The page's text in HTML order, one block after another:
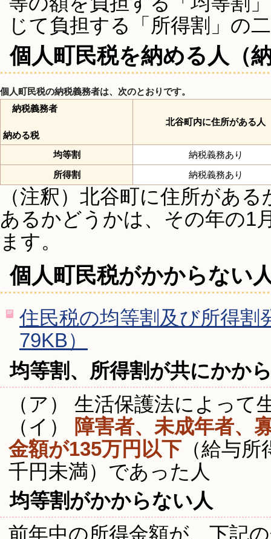
じて負担する「所得割」の
個人町民税を納める人（
個人町民税の納税義務者は、次のとおりです。
納税義務者
納める税
北谷町内に住所がある人
均等割
納税義務あり
所得割
納税義務あり
（注釈）北谷町に住所があ
あるかどうかは、その年の1
ます。
個人町民税がかからない
住民税の均等割及び所得割
79KB）
均等割、所得割が共にかか
（ア） 生活保護法によっ
（イ）
障害者、未成年者、
金額が135万円以下 （給与
千円未満）であった人
均等割がかからない人
前年中の所得金額が、下記